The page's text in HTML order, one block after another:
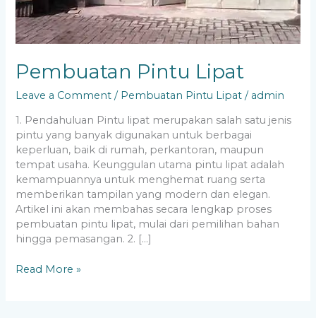
Pembuatan Pintu Lipat
Leave a Comment / Pembuatan Pintu Lipat / admin
1. Pendahuluan Pintu lipat merupakan salah satu jenis
pintu yang banyak digunakan untuk berbagai
keperluan, baik di rumah, perkantoran, maupun
tempat usaha. Keunggulan utama pintu lipat adalah
kemampuannya untuk menghemat ruang serta
memberikan tampilan yang modern dan elegan.
Artikel ini akan membahas secara lengkap proses
pembuatan pintu lipat, mulai dari pemilihan bahan
hingga pemasangan. 2. […]
Read More »